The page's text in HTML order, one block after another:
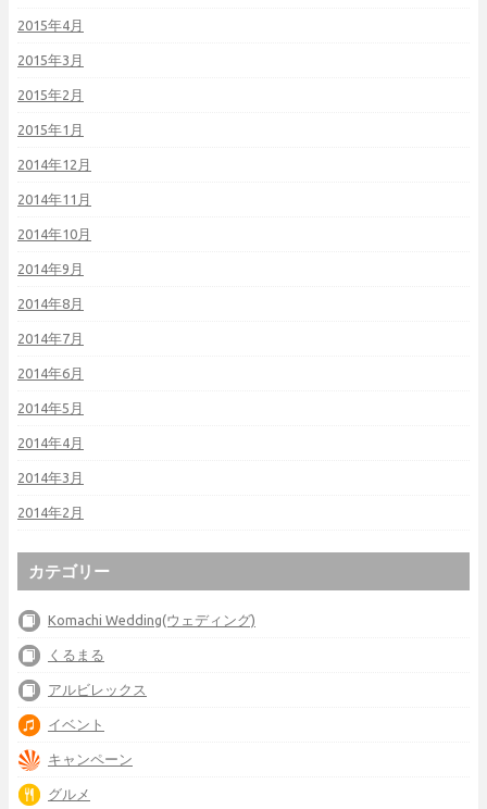
2015年4月
2015年3月
2015年2月
2015年1月
2014年12月
2014年11月
2014年10月
2014年9月
2014年8月
2014年7月
2014年6月
2014年5月
2014年4月
2014年3月
2014年2月
カテゴリー
Komachi Wedding(ウェディング)
くるまる
アルビレックス
イベント
キャンペーン
グルメ